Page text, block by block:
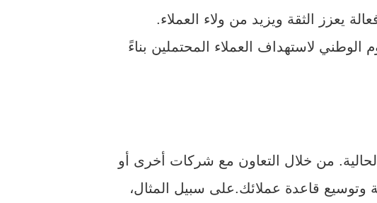
يعزز الثقة ويزيد من ولاء العملاء.
الوطني لاستهداف العملاء المحتملين بناءً
من خلال التعاون مع شركات أخرى أو
وتوسيع قاعدة عملائك.على سبيل المثال،